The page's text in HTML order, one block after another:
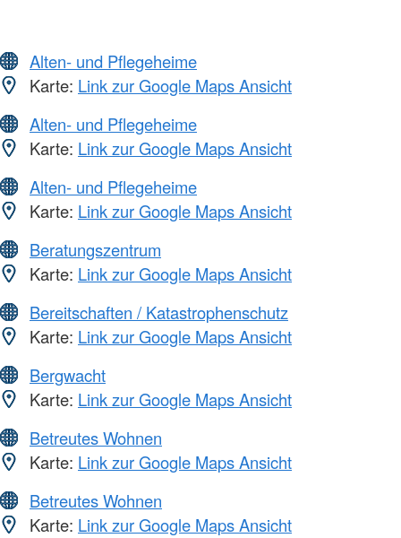
Alten- und Pflegeheime
Karte: Link zur Google Maps Ansicht
Alten- und Pflegeheime
Karte: Link zur Google Maps Ansicht
Alten- und Pflegeheime
Karte: Link zur Google Maps Ansicht
Beratungszentrum
Karte: Link zur Google Maps Ansicht
Bereitschaften / Katastrophenschutz
Karte: Link zur Google Maps Ansicht
Bergwacht
Karte: Link zur Google Maps Ansicht
Betreutes Wohnen
Karte: Link zur Google Maps Ansicht
Betreutes Wohnen
Karte: Link zur Google Maps Ansicht